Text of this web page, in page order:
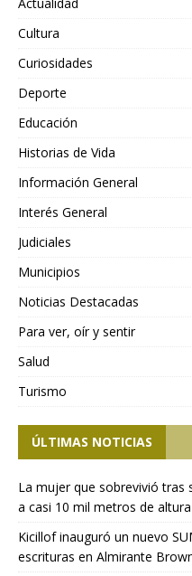
Cultura
Curiosidades
Deporte
Educación
Historias de Vida
Información General
Interés General
Judiciales
Municipios
Noticias Destacadas
Para ver, oír y sentir
Salud
Turismo
ÚLTIMAS NOTICIAS
La mujer que sobrevivió
a casi 10 mil metros de altura
Kicillof inauguró un nuevo
escrituras en Almirante